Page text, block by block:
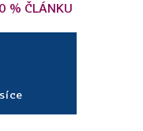
% ČLÁNKU